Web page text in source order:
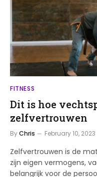
FITNESS
Dit is hoe
zelfvertrouwen
ByChris February 10, 2023
Zelfvertrouwen is de
zijn eigen vermogens,
belangrijk voor de